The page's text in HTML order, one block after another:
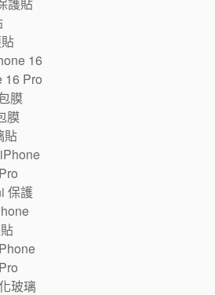
16
16 Pro
膜
膜
貼
保護
玻璃